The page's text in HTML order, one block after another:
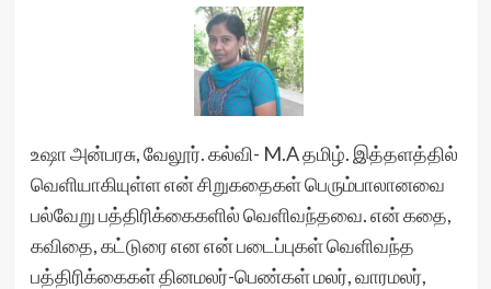
உஷா அன்பரசு, வேலூர். கல்வி- M.A தமிழ். இத்தளத்தில்
வெளியாகியுள்ள என் சிறுகதைகள் பெரும்பாலானவை
பல்வேறு பத்திரிக்கைகளில் வெளிவந்தவை. என் கதை,
கவிதை, கட்டுரை என என் படைப்புகள் வெளிவந்த
பத்திரிக்கைகள் தினமலர்-பெண்கள் மலர், வாரமலர்,